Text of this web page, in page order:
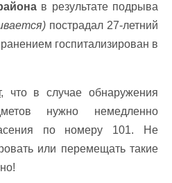
в результате подрыва
пострадал 27-летний
госпитализирован в
что в случае обнаружения
нужно немедленно
по номеру 101. Не
или перемещать такие